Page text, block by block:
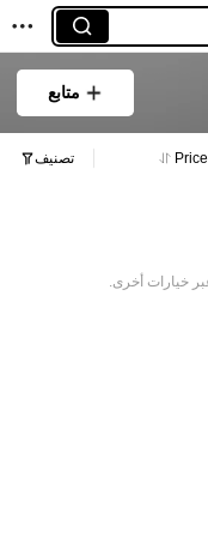
متابع
Price تصنيف
خيارات أخرى.